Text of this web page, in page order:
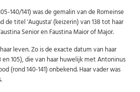
140/141) was de gemalin van de Romeinse
de titel 'Augusta' (keizerin) van 138 tot haar
Senior en Faustina Maior of Major.
leven. Zo is de exacte datum van haar
105), die van haar huwelijk met Antoninus
(rond 140-141) onbekend. Haar vader was